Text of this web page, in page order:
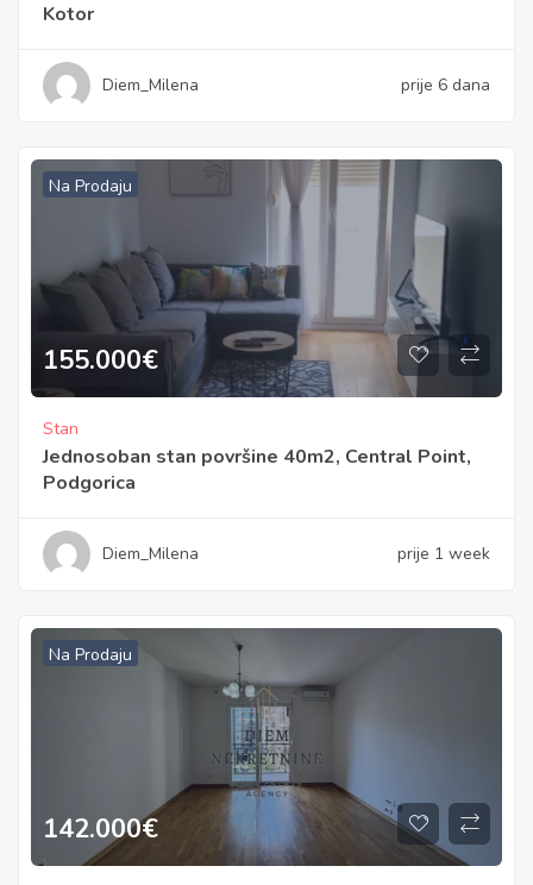
Kotor
Diem_Milena prije 6 dana
Na Prodaju
155.000€
Stan
Jednosoban stan površine 40m2, Central Point,
Podgorica
Diem_Milena prije 1 week
Na Prodaju
142.000€